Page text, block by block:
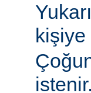
kişiye